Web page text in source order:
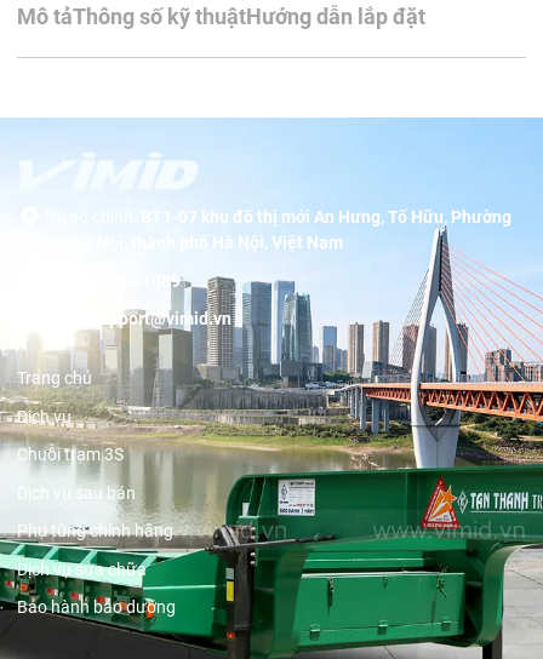
Mô tảThông số kỹ thuậtHướng dẫn lắp đặt
BT1-07 khu đô thị mới An Hưng, Tố Hữu, Phường
Dương Nội, thành phố Hà Nội, Việt Nam
19001089
support@vimid.vn
Trang chủ
Dịch vụ
Chuỗi trạm 3S
Dịch vụ sau bán
Phụ tùng chính hãng
Dịch vụ sửa chữa
Bảo hành bảo dưỡng